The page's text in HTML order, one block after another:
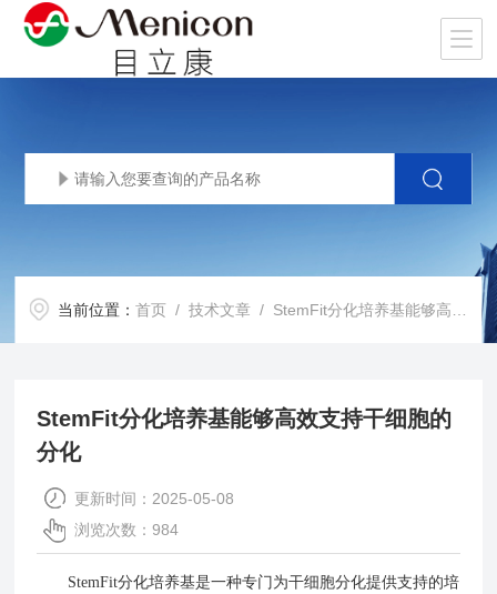
当前位置：首页 /技术文章 / StemFit分化培养基能够高效支持干细胞的分化
StemFit分化培养基能够高效支持干细胞的
分化
更新时间：2025-05-08
浏览次数：984
StemFit分化培养基是一种专门为干细胞分化提供支持的培